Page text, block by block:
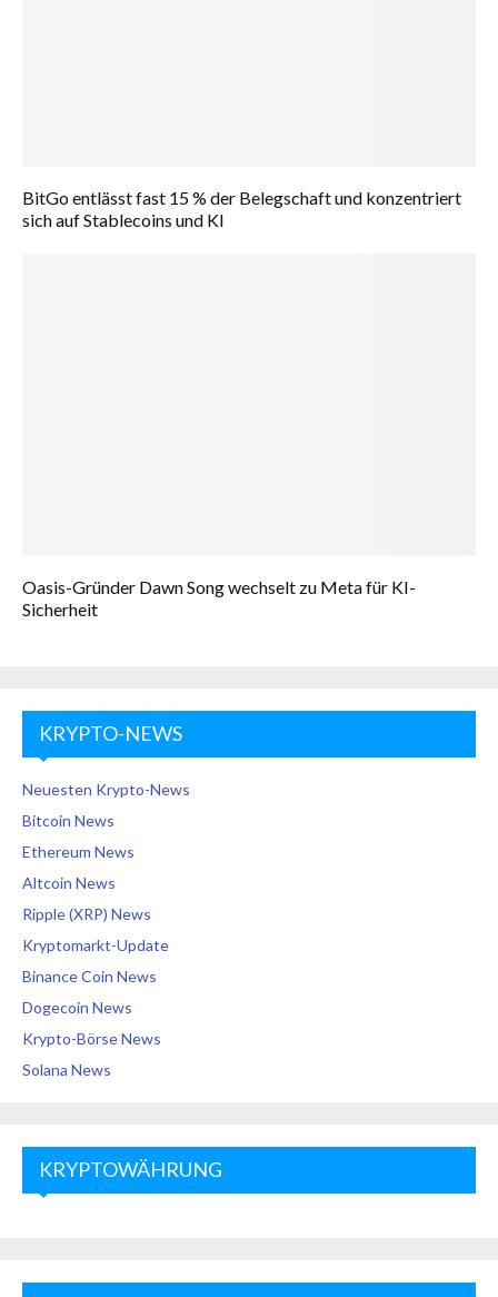
BitGo entlässt fast 15 % der Belegschaft und konzentriert
sich auf Stablecoins und KI
Oasis-Gründer Dawn Song wechselt zu Meta für KI-
Sicherheit
KRYPTO-NEWS
Neuesten Krypto-News
Bitcoin News
Ethereum News
Altcoin News
Ripple (XRP) News
Kryptomarkt-Update
Binance Coin News
Dogecoin News
Krypto-Börse News
Solana News
KRYPTOWÄHRUNG